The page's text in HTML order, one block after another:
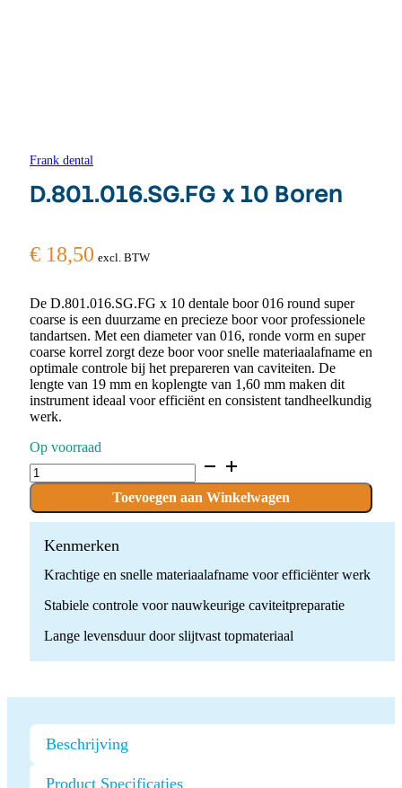
Frank dental
D.801.016.SG.FG x 10 Boren
€ 18,50 excl. BTW
De D.801.016.SG.FG x 10 dentale boor 016 round super
coarse is een duurzame en precieze boor voor professionele
tandartsen. Met een diameter van 016, ronde vorm en super
coarse korrel zorgt deze boor voor snelle materiaalafname en
optimale controle bij het prepareren van caviteiten. De
lengte van 19 mm en koplengte van 1,60 mm maken dit
instrument ideaal voor efficiënt en consistent tandheelkundig
werk.
Op voorraad
D.801.016.SG.FG
x
Boren
quantity
Toevoegen aan Winkelwagen
Kenmerken
Krachtige en snelle materiaalafname voor efficiënter werk
Stabiele controle voor nauwkeurige caviteitpreparatie
Lange levensduur door slijtvast topmateriaal
Beschrijving
Product Specificaties